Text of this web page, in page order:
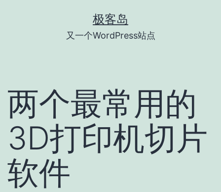
极客岛
又一个WordPress站点
两个最常用的
3D打印机切片
软件